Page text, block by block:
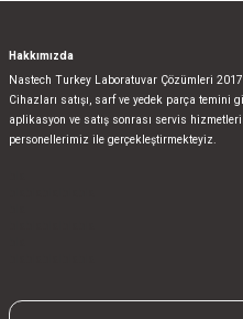
Hakkımızda
Nastech Turkey Laboratuvar Çözümleri
Cihazları satışı, sarf ve yedek parça
aplikasyon ve satış sonrası servis
personellerimiz ile gerçekleştirmekteyiz.